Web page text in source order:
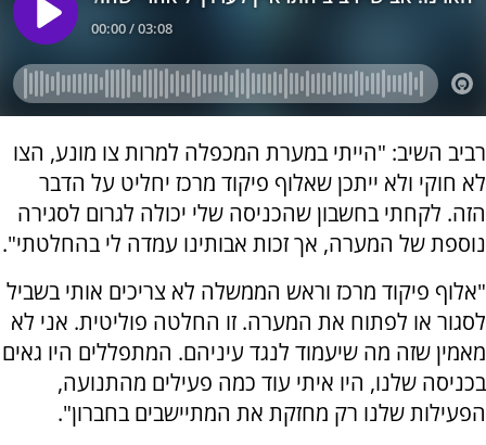
רביב השיב: "הייתי במערת המכפלה למרות צו מונע, הצו
לא חוקי ולא ייתכן שאלוף פיקוד מרכז יחליט על הדבר
הזה. לקחתי בחשבון שהכניסה שלי יכולה לגרום לסגירה
נוספת של המערה, אך זכות אבותינו עמדה לי בהחלטתי".
"אלוף פיקוד מרכז וראש הממשלה לא צריכים אותי בשביל
לסגור או לפתוח את המערה. זו החלטה פוליטית. אני לא
מאמין שזה מה שיעמוד לנגד עיניהם. המתפללים היו גאים
בכניסה שלנו, היו איתי עוד כמה פעילים מהתנועה,
הפעילות שלנו רק מחזקת את המתיישבים בחברון".